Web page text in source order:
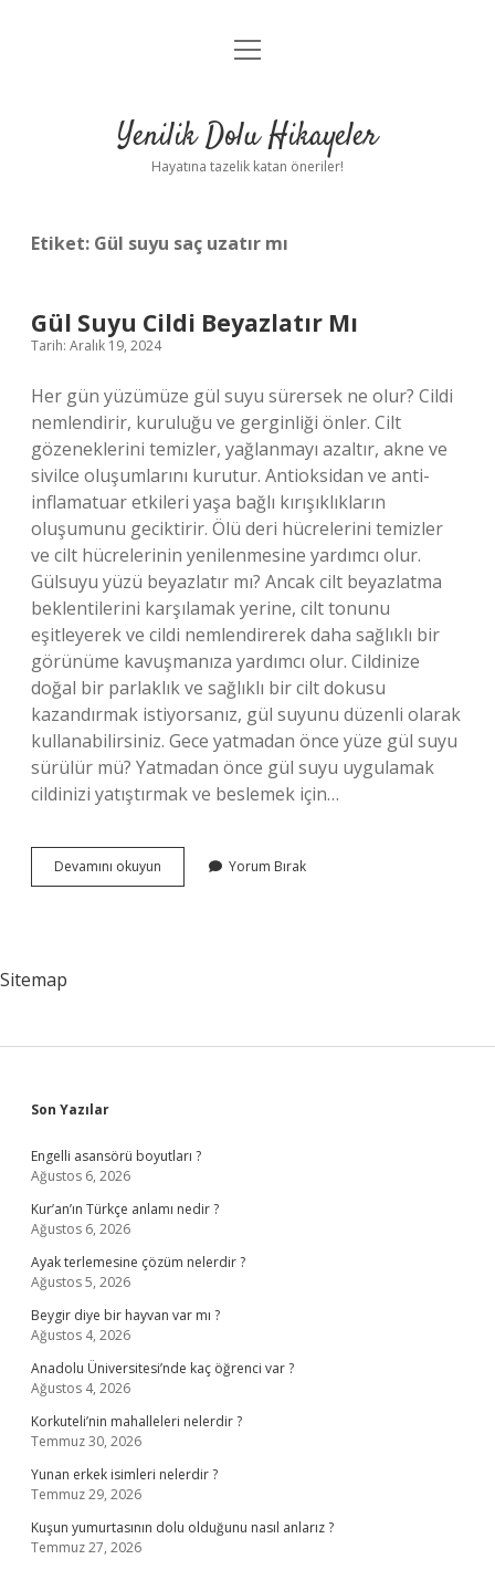
Anasayfa
Yasal Uyarı
menüyü
Yenilik Dolu Hikayeler
Hayatına tazelik katan öneriler!
Etiket: Gül suyu saç uzatır mı
Gül Suyu Cildi Beyazlatır Mı
Tarih: Aralık 19, 2024
Her gün yüzümüze gül suyu sürersek ne olur? Cildi
nemlendirir, kuruluğu ve gerginliği önler. Cilt
gözeneklerini temizler, yağlanmayı azaltır, akne ve
sivilce oluşumlarını kurutur. Antioksidan ve anti-
inflamatuar etkileri yaşa bağlı kırışıklıkların
oluşumunu geciktirir. Ölü deri hücrelerini temizler
ve cilt hücrelerinin yenilenmesine yardımcı olur.
Gülsuyu yüzü beyazlatır mı? Ancak cilt beyazlatma
beklentilerini karşılamak yerine, cilt tonunu
eşitleyerek ve cildi nemlendirerek daha sağlıklı bir
görünüme kavuşmanıza yardımcı olur. Cildinize
doğal bir parlaklık ve sağlıklı bir cilt dokusu
kazandırmak istiyorsanız, gül suyunu düzenli olarak
kullanabilirsiniz. Gece yatmadan önce yüze gül suyu
sürülür mü? Yatmadan önce gül suyu uygulamak
cildinizi yatıştırmak ve beslemek için…
Devamını okuyun
Suyu
Yorum Bırak
Sitemap
Sidebar
Son Yazılar
Engelli asansörü boyutları ?
Ağustos 6, 2026
Kur’an’ın Türkçe anlamı nedir ?
Ağustos 6, 2026
Ayak terlemesine çözüm nelerdir ?
Ağustos 5, 2026
Beygir diye bir hayvan var mı ?
Ağustos 4, 2026
Anadolu Üniversitesi’nde kaç öğrenci var ?
Ağustos 4, 2026
Korkuteli’nin mahalleleri nelerdir ?
Temmuz 30, 2026
Yunan erkek isimleri nelerdir ?
Temmuz 29, 2026
Kuşun yumurtasının dolu olduğunu nasıl anlarız ?
Temmuz 27, 2026